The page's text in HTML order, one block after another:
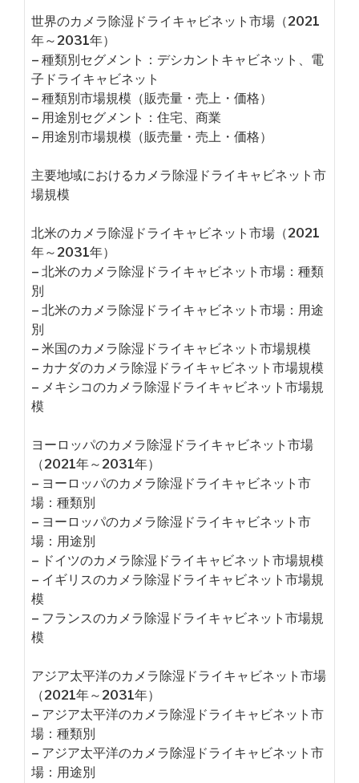
世界のカメラ除湿ドライキャビネット市場（2021
年～2031年）
– 種類別セグメント：デシカントキャビネット、電
子ドライキャビネット
– 種類別市場規模（販売量・売上・価格）
– 用途別セグメント：住宅、商業
– 用途別市場規模（販売量・売上・価格）
主要地域におけるカメラ除湿ドライキャビネット市
場規模
北米のカメラ除湿ドライキャビネット市場（2021
年～2031年）
– 北米のカメラ除湿ドライキャビネット市場：種類
別
– 北米のカメラ除湿ドライキャビネット市場：用途
別
– 米国のカメラ除湿ドライキャビネット市場規模
– カナダのカメラ除湿ドライキャビネット市場規模
– メキシコのカメラ除湿ドライキャビネット市場規
模
ヨーロッパのカメラ除湿ドライキャビネット市場
（2021年～2031年）
– ヨーロッパのカメラ除湿ドライキャビネット市
場：種類別
– ヨーロッパのカメラ除湿ドライキャビネット市
場：用途別
– ドイツのカメラ除湿ドライキャビネット市場規模
– イギリスのカメラ除湿ドライキャビネット市場規
模
– フランスのカメラ除湿ドライキャビネット市場規
模
アジア太平洋のカメラ除湿ドライキャビネット市場
（2021年～2031年）
– アジア太平洋のカメラ除湿ドライキャビネット市
場：種類別
– アジア太平洋のカメラ除湿ドライキャビネット市
場：用途別